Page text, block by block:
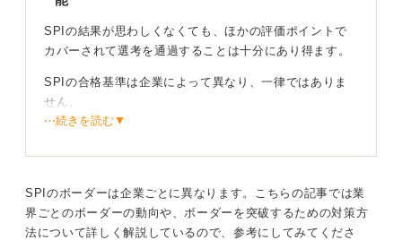
SPIの結果が思わしくなくても、ほかの評価ポイントで
カバーされて選考を通過することは十分にあり得ます。
SPIの合格基準は企業によって異なり、一律ではありま
せん。
企業によっては、SPIの点数よりも「人物評価」や「面
接での対応」、「企業への志望度」、「コミュニケーシ
ョン能力」などをより重視するケースも多く見られま
⋯続きを読む▼
SPIのボーダーは企業ごとに異なります。こちらの記事では業
界ごとのボーダーの動向や、ボーダーを突破するための対策方
法について詳しく解説しているので、参考にしてみてくださ